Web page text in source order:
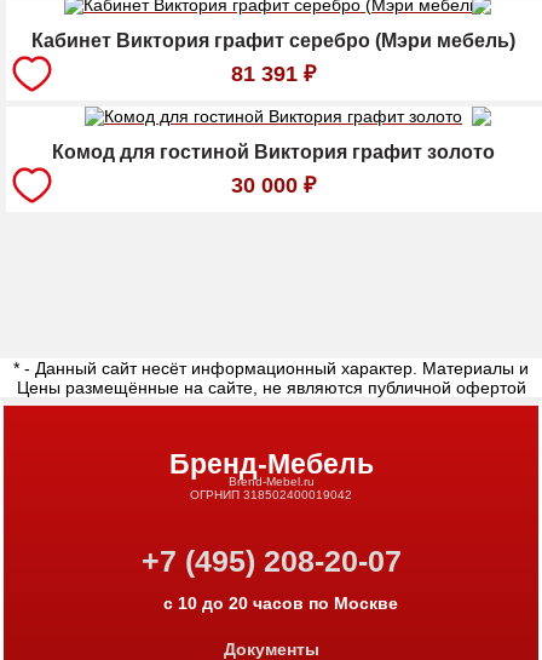
Кабинет Виктория графит серебро (Мэри мебель)
81 391 ₽
Комод для гостиной Виктория графит золото
30 000 ₽
* - Данный сайт несёт информационный характер. Материалы и
Цены размещённые на сайте, не являются публичной офертой
Бренд-Мебель
Brend-Mebel.ru
ОГРНИП 318502400019042
+7 (495) 208-20-07
с 10 до 20 часов по Москве
Документы